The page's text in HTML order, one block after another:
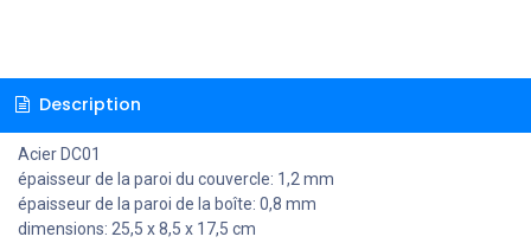
Description
Acier DC01
épaisseur de la paroi du couvercle: 1,2 mm
épaisseur de la paroi de la boîte: 0,8 mm
dimensions: 25,5 x 8,5 x 17,5 cm